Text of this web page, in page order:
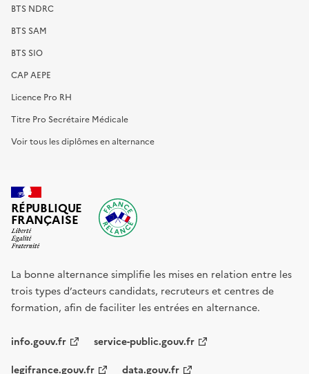
BTS NDRC
BTS SAM
BTS SIO
CAP AEPE
Licence Pro RH
Titre Pro Secrétaire Médicale
Voir tous les diplômes en alternance
RÉPUBLIQUE
FRANÇAISE
La bonne alternance simplifie les mises en relation entre les
trois types d’acteurs candidats, recruteurs et centres de
formation, afin de faciliter les entrées en alternance.
info.gouv.fr service-public.gouv.fr
legifrance.gouv.fr data.gouv.fr